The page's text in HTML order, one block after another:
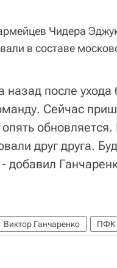
Чидера
в составе
назад после
Сейчас
друг друга.
добавил
Виктор Ганчаренко ПФК